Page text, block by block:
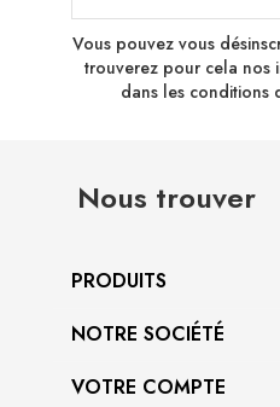
Vous pouvez vous
trouverez pour cela nos
dans les conditions
Nous trouver
PRODUITS
NOTRE SOCIÉTÉ
VOTRE COMPTE